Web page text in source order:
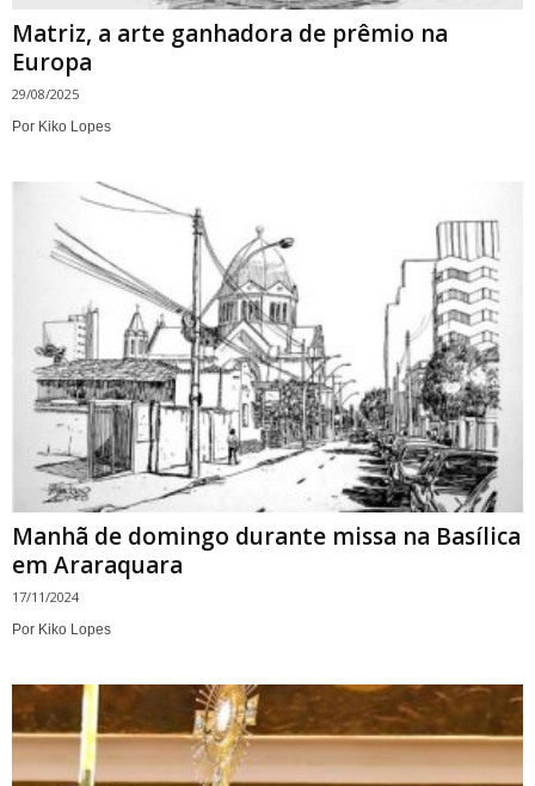
Matriz, a arte ganhadora de prêmio na
Europa
29/08/2025
Por Kiko Lopes
Manhã de domingo durante missa na Basílica
em Araraquara
17/11/2024
Por Kiko Lopes